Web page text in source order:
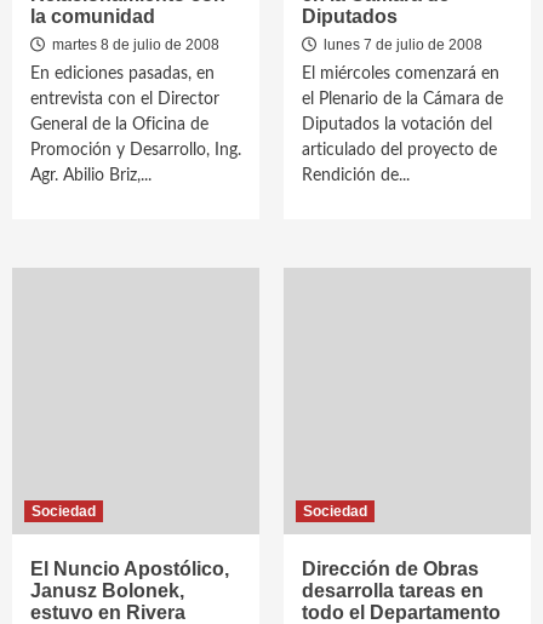
la comunidad
martes 8 de julio de 2008
En ediciones pasadas, en
entrevista con el Director
General de la Oficina de
Promoción y Desarrollo, Ing.
Agr. Abilio Briz,...
Diputados
lunes 7 de julio de 2008
El miércoles comenzará en
el Plenario de la Cámara de
Diputados la votación del
articulado del proyecto de
Rendición de...
Sociedad
El Nuncio Apostólico,
Janusz Bolonek,
estuvo en Rivera
Sociedad
Dirección de Obras
desarrolla tareas en
todo el Departamento